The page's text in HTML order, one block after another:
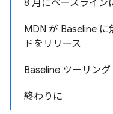
8 月にベースライン
MDN が Baseline
ドをリリース
Baseline ツーリング
終わりに